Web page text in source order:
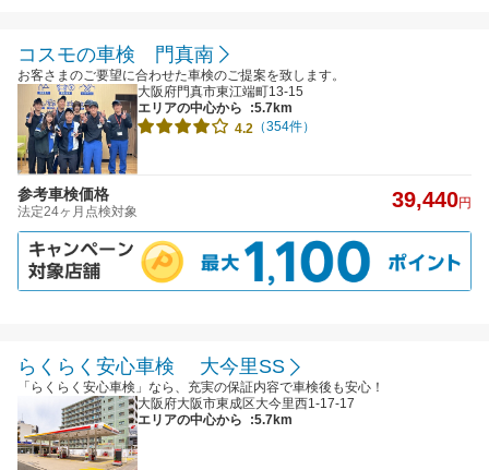
コスモの車検 門真南
お客さまのご要望に合わせた車検のご提案を致します。
大阪府門真市東江端町13-15
エリアの中心から
:5.7km
4.2 （354件）
参考車検価格
法定24ヶ月点検対象 39,440円
らくらく安心車検 大今里SS
「らくらく安心車検」なら、充実の保証内容で車検後も安心！
大阪府大阪市東成区大今里西1-17-17
エリアの中心から
:5.7km